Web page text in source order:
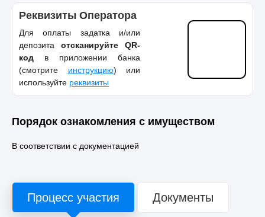
Реквизиты Оператора
Для оплаты задатка и/или
депозита отсканируйте QR-
код в приложении банка
(смотрите инструкцию) или
используйте реквизиты
Порядок ознакомления с имуществом
В соответствии с документацией
Процесс участия Документы